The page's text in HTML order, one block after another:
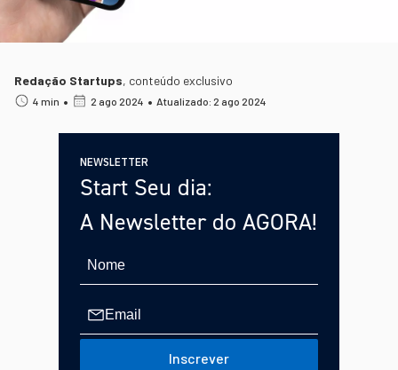
Redação Startups, conteúdo exclusivo
4 min • 2 ago 2024 • Atualizado: 2 ago 2024
NEWSLETTER
Start Seu dia:
A Newsletter do AGORA!
Inscrever